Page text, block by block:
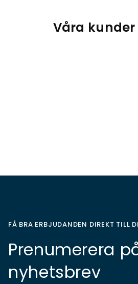
Våra
FÅ BRA ERBJUDANDEN DIREKT TILL
Prenumerera
nyhetsbrev